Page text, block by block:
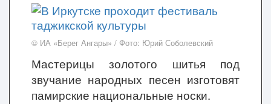
© ИА «Берег Ангары» / Фото: Юрий Соболевский
Мастерицы золотого шитья под
звучание народных песен изготовят
памирские национальные носки.